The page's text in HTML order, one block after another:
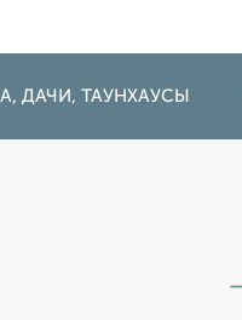
ДАЧИ, ТАУНХАУСЫ